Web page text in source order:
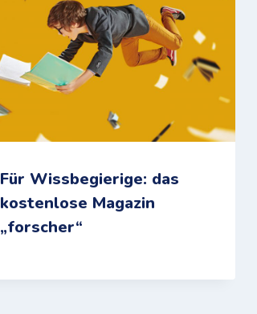
Für Wissbegierige: das
kostenlose Magazin
„forscher“